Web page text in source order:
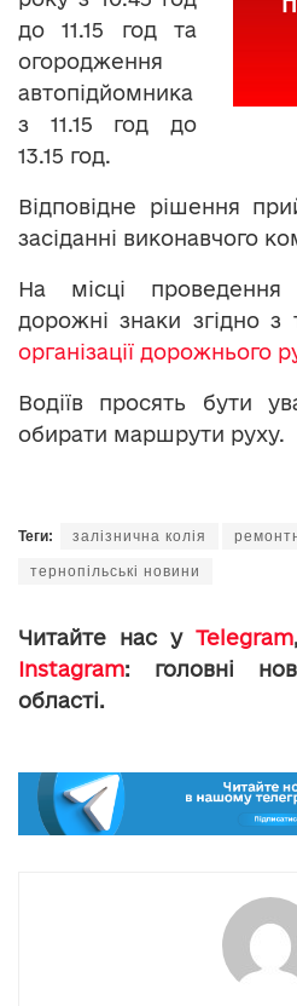
до 11.15 год та
огородження
автопідйомника
з 11.15 год до
13.15 год.
Відповідне рішення
засіданні виконавчого
На місці проведення
дорожні знаки згідно з
організації дорожнього
Водіїв просять бути
обирати маршрути руху.
Теги: залізнична колія
тернопільські новини
Читайте нас у Telegram
Instagram: головні
області.